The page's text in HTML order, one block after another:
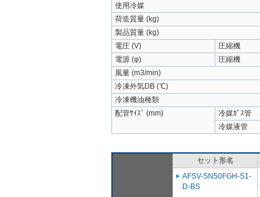
使用冷媒
荷造質量 (kg)
製品質量 (kg)
電圧 (V)
圧縮機
電源 (φ)
圧縮機
風量 (m3/min)
冷凍外気DB (℃)
冷凍機油種類
配管ｻｲｽﾞ (mm)
冷媒ｶﾞｽ管
冷媒液管
セット形名
AFSV-SN50FGH-S1-
D-BS